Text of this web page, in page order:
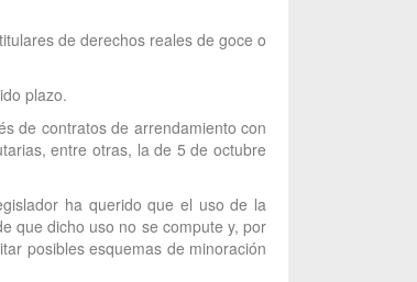
de derechos reales de goce o
plazo.
de contratos de arrendamiento con
entre otras, la de 5 de octubre
ha querido que el uso de la
que dicho uso no se compute y, por
posibles esquemas de minoración